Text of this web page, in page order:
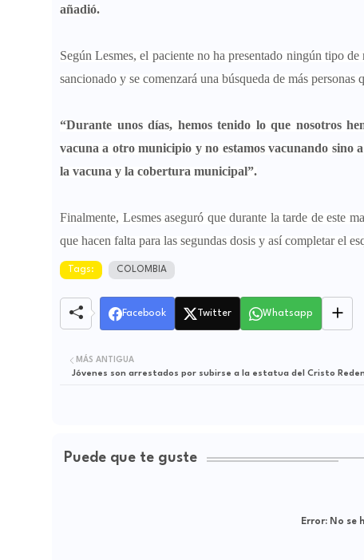
añadió.
Según Lesmes, el paciente no ha presentado ningún tipo
sancionado y se comenzará una búsqueda de más
“Durante unos días, hemos tenido lo que nosotros
vacuna a otro municipio y no estamos vacunando sino
la vacuna y la cobertura municipal”.
Finalmente, Lesmes aseguró que durante la tarde de este
que hacen falta para las segundas dosis y así completar el
Tags: COLOMBIA
Facebook Twitter Whatsapp
MÁS ANTIGUA
Jóvenes son arrestados por subirse a la estatua del Cristo
Puede que te guste
Error: No se